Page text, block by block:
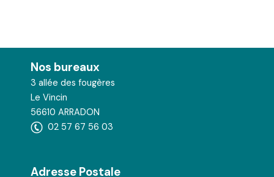
Nos bureaux
3 allée des fougères
Le Vincin
56610 ARRADON
02 57 67 56 03
Adresse Postale